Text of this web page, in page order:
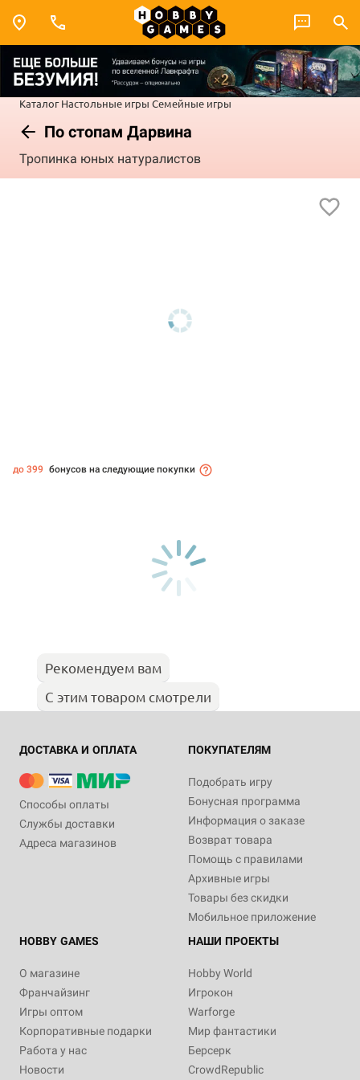
Каталог Настольные игры Семейные игры
По стопам Дарвина
Тропинка юных натуралистов
до 399 бонусов на следующие покупки
Рекомендуем вам
С этим товаром смотрели
ДОСТАВКА И ОПЛАТА
Способы оплаты
Службы доставки
Адреса магазинов
ПОКУПАТЕЛЯМ
Подобрать игру
Бонусная программа
Информация о заказе
Возврат товара
Помощь с правилами
Архивные игры
Товары без скидки
Мобильное приложение
HOBBY GAMES
О магазине
Франчайзинг
Игры оптом
Корпоративные подарки
Работа у нас
Новости
НАШИ ПРОЕКТЫ
Hobby World
Игрокон
Warforge
Мир фантастики
Берсерк
CrowdRepublic